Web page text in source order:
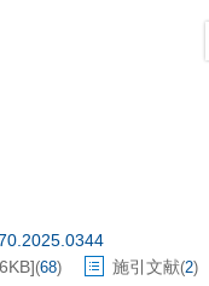
](68) 施引文献(2)